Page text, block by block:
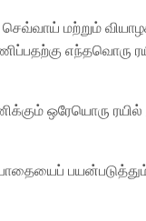
மற்றும்
எந்தவொரு
ஒரேயொரு ரயில்
பாதையைப்